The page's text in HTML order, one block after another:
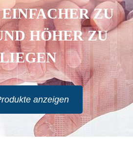
ZU
HÖHER ZU
anzeigen